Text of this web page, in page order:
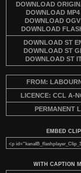
DOWNLOAD
DOWNLOAD MP4
DOWNLOAD OGV
DOWNLOAD
DOWNLOAD ST
DOWNLOAD ST
DOWNLOAD ST
FROM:
LICENCE: CCL A-
PERMANENT
EMBED CLIP
WITH CAPTION